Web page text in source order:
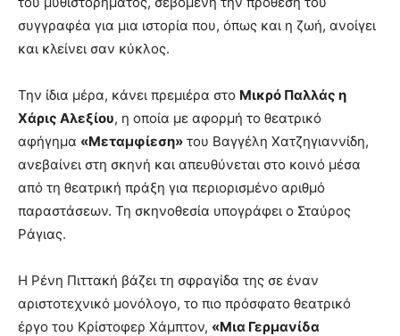
συγγραφέα για μια ιστορία που, όπως και η ζωή, ανοίγει
και κλείνει σαν κύκλος.
Την ίδια μέρα, κάνει πρεμιέρα στο Μικρό Παλλάς η
Χάρις Αλεξίου, η οποία με αφορμή το θεατρικό
αφήγημα «Μεταμφίεση» του Βαγγέλη Χατζηγιαννίδη,
ανεβαίνει στη σκηνή και απευθύνεται στο κοινό μέσα
από τη θεατρική πράξη για περιορισμένο αριθμό
παραστάσεων. Τη σκηνοθεσία υπογράφει ο Σταύρος
Ράγιας.
Η Ρένη Πιττακή βάζει τη σφραγίδα της σε έναν
αριστοτεχνικό μονόλογο, το πιο πρόσφατο θεατρικό
έργο του Κρίστοφερ Χάμπτον, «Μια Γερμανίδα